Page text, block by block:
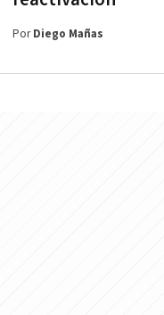
PorDiego Mañas